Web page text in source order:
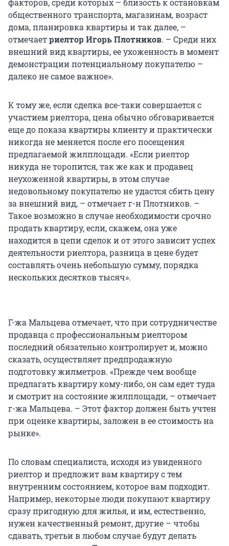
факторов, среди которых – близость к остановкам
общественного транспорта, магазинам, возраст
дома, планировка квартиры и так далее, –
отмечаетриелтор ИгорьПлотников. – Среди них
внешний вид квартиры, ее ухоженность в момент
демонстрации потенциальному покупателю –
далеко не самое важное».
К тому же, если сделка все-таки совершается с
участием риелтора, цена обычно обговаривается
еще до показа квартиры клиенту и практически
никогда не меняется после его посещения
предлагаемой жилплощади. «Если риелтор
никуда не торопится, так же как и продавец
неухоженной квартиры, в этом случае
недовольному покупателю не удастся сбить цену
за внешний вид, – отмечает г-н Плотников. –
Такое возможно в случае необходимости срочно
продать квартиру, если, скажем, она уже
находится в цепи сделок и от этого зависит успех
деятельности риелтора, разница в цене будет
составлять очень небольшую сумму, порядка
нескольких десятков тысяч».
Г-жа Мальцева отмечает, что при сотрудничестве
продавца с профессиональным риелтором
последний обязательно контролирует и, можно
сказать, осуществляет предпродажную
подготовку жилметров. «Прежде чем вообще
предлагать квартиру кому-либо, он сам едет туда
и смотрит на состояние жилплощади, – отмечает
г-жа Мальцева. – Этот фактор должен быть учтен
при оценке квартиры, заложен в ее стоимость на
рынке».
По словам специалиста, исходя из увиденного
риелтор и предложит вам квартиру с тем
внутренним состоянием, которое вам подходит.
Например, некоторые люди покупают квартиру
сразу пригодную для жилья, и им, естественно,
нужен качественный ремонт, другие – чтобы
сдавать, третьи в любом случае будут делать